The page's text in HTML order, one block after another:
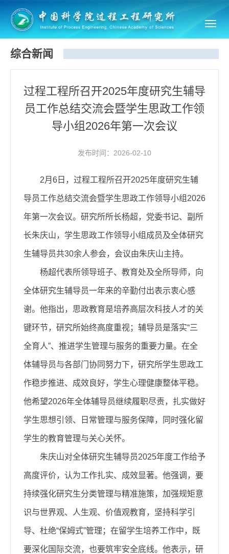
综合新闻
过程工程所召开2025年度研究生辅导
员工作总结交流会暨学生思政工作领
导小组2026年第一次会议
发布时间：2026-02-10
2月6日，过程工程所召开2025年度研究生辅
导员工作总结交流会暨学生思政工作领导小组2026
年第一次会议。研究所所长杨超，党委书记、副所
长朱庆山，学生思政工作领导小组成员及全体研究
生辅导员共30余人参会，会议由朱庆山主持。
杨超代表所领导班子、教育处及全所导师，向
全体研究生辅导员一年来的辛勤付出表示衷心感
谢。他指出，思政教育是培养高层次科技人才的关
键环节，研究所始终高度重视；辅导员是落实“三
全育人”、推进学生管理与服务的重要力量。在全
体辅导员与各部门协同努力下，研究所学生思政工
作稳步推进、成效良好，学生心理健康整体平稳。
他希望2026年全体辅导员继续履职尽责，扎实做好
学生思想引领、日常管理与服务保障，同时强化留
学生的教育管理与关心关怀。
朱庆山对全体研究生辅导员2025年度工作给予
高度评价，认为工作扎实、成效显著。他强调，要
持续强化研究生分类管理与精准施策，加强规矩意
识与世界观、人生观、价值观教育，坚持科学引
导、杜绝“保姆式”管理；在留学生培养工作中，既
要深化国际交流，也要筑牢安全底线。他表示，研